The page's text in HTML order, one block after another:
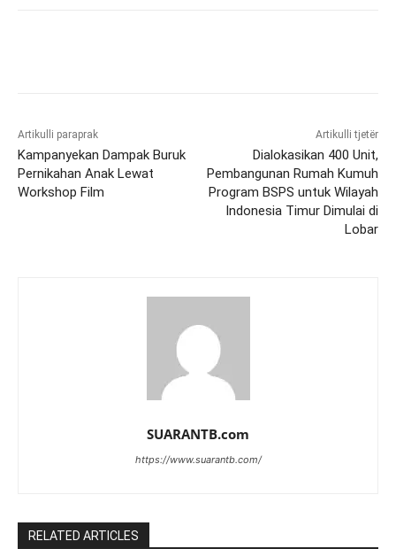
Artikulli paraprak
Kampanyekan Dampak Buruk
Pernikahan Anak Lewat
Workshop Film
Artikulli tjetër
Dialokasikan 400 Unit,
Pembangunan Rumah Kumuh
Program BSPS untuk Wilayah
Indonesia Timur Dimulai di
Lobar
SUARANTB.com
https://www.suarantb.com/
RELATED ARTICLES